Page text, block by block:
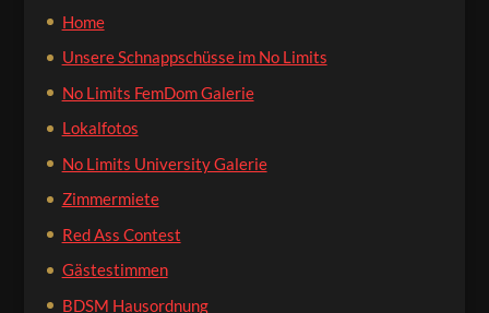
Home
Unsere Schnappschüsse im No Limits
No Limits FemDom Galerie
Lokalfotos
No Limits University Galerie
Zimmermiete
Red Ass Contest
Gästestimmen
BDSM Hausordnung